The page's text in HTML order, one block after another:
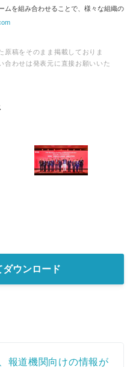
ムを組み合わせることで、様々な組織の
原稿をそのまま掲載しておりま
合わせは発表元に直接お願いいた
ウンロード
報道機関向けの情報が